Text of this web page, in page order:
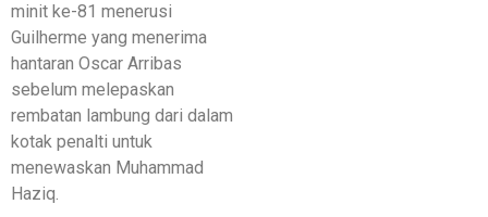
minit ke-81 menerusi
Guilherme yang menerima
hantaran Oscar Arribas
sebelum melepaskan
rembatan lambung dari dalam
kotak penalti untuk
menewaskan Muhammad
Haziq.